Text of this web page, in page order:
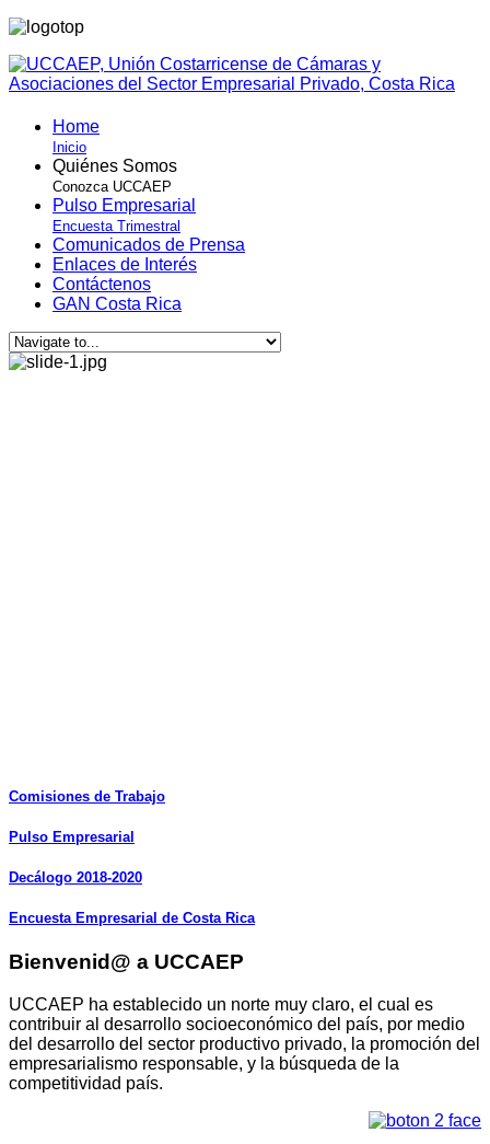
Home
Inicio
Quiénes Somos
Conozca UCCAEP
Pulso Empresarial
Encuesta Trimestral
Comunicados de Prensa
Enlaces de Interés
Contáctenos
GAN Costa Rica
Comisiones de Trabajo
Pulso Empresarial
Decálogo 2018-2020
Encuesta Empresarial de Costa Rica
Bienvenid@ a UCCAEP
UCCAEP ha establecido un norte muy claro, el cual es
contribuir al desarrollo socioeconómico del país, por medio
del desarrollo del sector productivo privado, la promoción del
empresarialismo responsable, y la búsqueda de la
competitividad país.